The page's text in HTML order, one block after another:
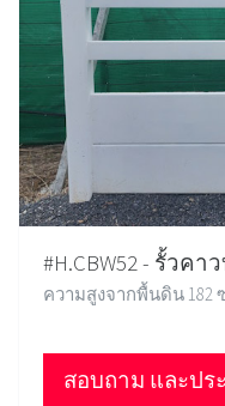
#H.CBW52 - รั้วค
ความสูงจากพื้นดิน 182
สอบถาม และปร